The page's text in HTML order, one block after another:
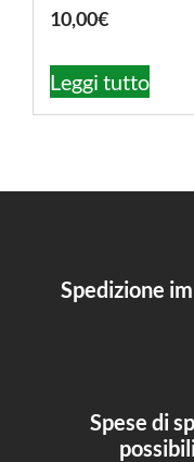
10,00€
Leggi tutto
Spedizione
Spese di